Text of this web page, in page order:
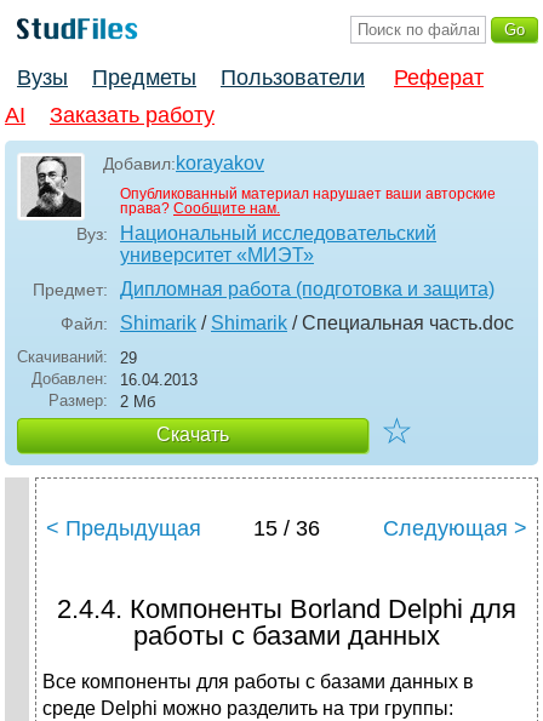
Вузы Предметы Пользователи
Реферат
AI
Заказать работу
Добавил:korayakov
Опубликованный материал нарушает ваши авторские
права? Сообщите нам.
Вуз:
Национальный исследовательский
университет «МИЭТ»
Предмет: Дипломная работа (подготовка и защита)
Файл: Shimarik / Shimarik / Специальная часть.doc
Скачиваний:
29
Добавлен:
16.04.2013
Размер:
2 Мб
Скачать ☆
< Предыдущая 15 / 36 Следующая >
2.4.4. Компоненты Borland Delphi для
работы с базами данных
Все компоненты для работы с базами данных в
среде Delphi можно разделить на три группы: